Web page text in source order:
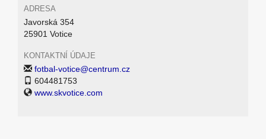
ADRESA
Javorská 354
25901 Votice
KONTAKTNÍ ÚDAJE
fotbal-votice@centrum.cz
604481753
www.skvotice.com